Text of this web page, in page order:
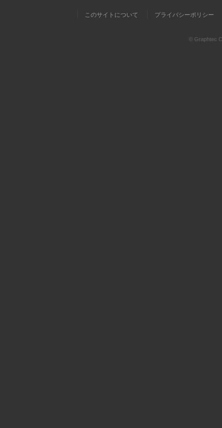
このサイトについて プライバシーポリシー
© Graphtec